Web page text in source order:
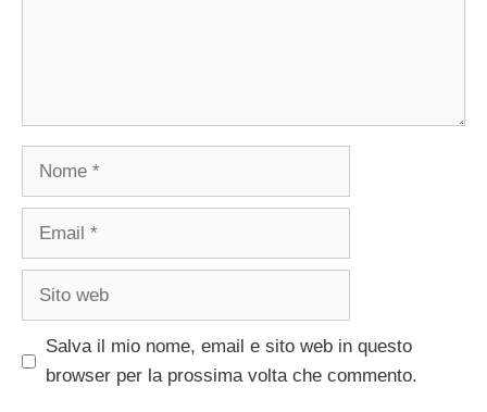
Nome
Email
Sito
Salva il mio nome, email e sito web in questo
browser per la prossima volta che commento.